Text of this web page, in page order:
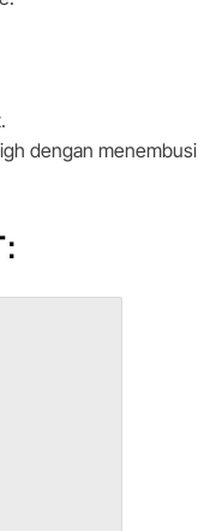
dengan menembusi